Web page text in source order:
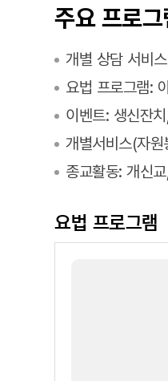
주요 프로그
개별 상담 서비
요법 프로그램:
이벤트: 생신잔
개별서비스(자
종교활동: 개신
요법 프로그램